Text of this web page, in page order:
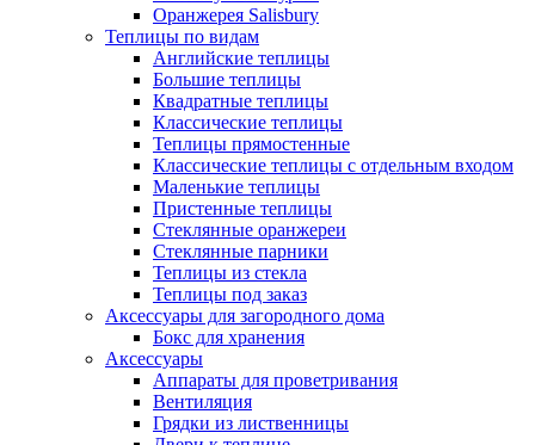
Оранжерея Salisbury
Теплицы по видам
Английские теплицы
Большие теплицы
Квадратные теплицы
Классические теплицы
Теплицы прямостенные
Классические теплицы с отдельным входом
Маленькие теплицы
Пристенные теплицы
Стеклянные оранжереи
Стеклянные парники
Теплицы из стекла
Теплицы под заказ
Аксессуары для загородного дома
Бокс для хранения
Аксессуары
Аппараты для проветривания
Вентиляция
Грядки из лиственницы